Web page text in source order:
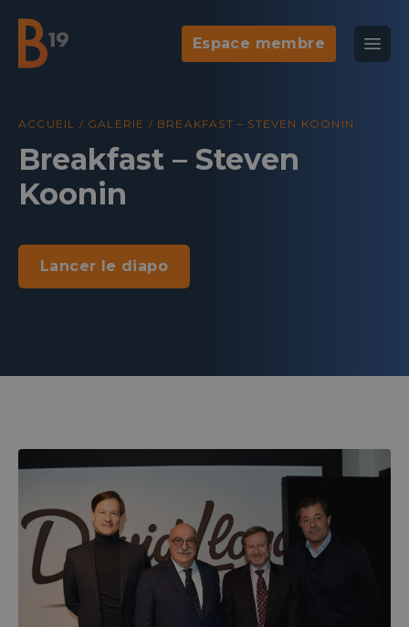
National Business Club & Networking
Espace membre
ACCUEIL / GALERIE / BREAKFAST – STEVEN KOONIN
Breakfast – Steven
Koonin
Lancer le diapo